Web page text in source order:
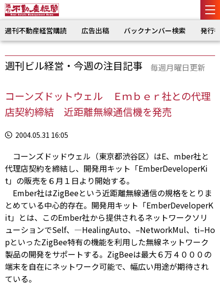
週刊不動産経営購読 広告出稿 バックナンバー検索 発行
週刊ビル経営・今週の注目記事 毎週月曜日更新
コーンズドットウェル Ｅｍｂｅｒ社との代理
店契約締結 近距離無線通信機を発売
2004.05.31 16:05
コーンズドッドウェル（東京都渋谷区）はE、mber社と
代理店契約を締結し、開発用キット「EmberDeveloperKi
t」の販売を６月１日より開始する。
Ember社はZigBeeという近距離無線通信の規格をとりま
とめている中心的存在。開発用キット「EmberDeveloperK
it」とは、このEmber社から提供されるネットワークソリ
ューションでSelf、―HealingAuto、–NetworkMul、ti–Ho
pといったZigBee特有の機能を利用した無線ネットワーク
製品の開発をサポートする。ZigBeeは最大６万４０００の
端末を自在にネットワーク可能で、幅広い用途が期待され
ている。